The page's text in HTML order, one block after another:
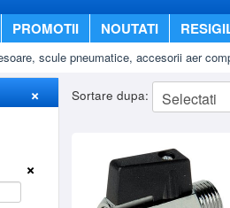
PROMOTII NOUTATI
scule pneumatice, accesorii aer
Sortare dupa: